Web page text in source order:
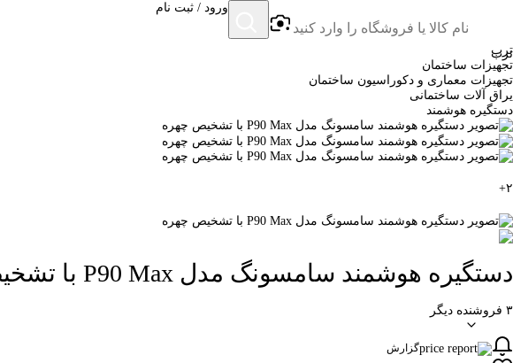
ترب
ورود / ثبت نام
ترب
تجهیزات ساختمان
تجهیزات معماری و دکوراسیون ساختمان
یراق آلات ساختمانی
دستگیره هوشمند
۲+
دستگیره هوشمند سامسونگ مدل P90 Max با تشخیص چهره
۳ فروشنده دیگر
گزارش